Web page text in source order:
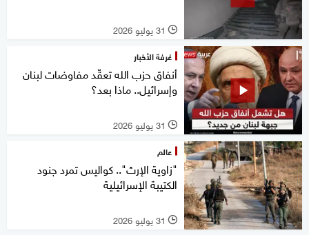
l 31 يوليو 2026
غرفة الأخبار
أنفاق حزب الله تعقّد مفاوضات لبنان
وإسرائيل.. ماذا بعد؟
l 31 يوليو 2026
عالم
"زاوية الإرث".. كواليس تمرد جنود
الكتيبة الإسرائيلية
l 31 يوليو 2026